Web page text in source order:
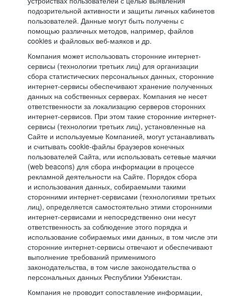
подозрительной активности и защиты личных кабинетов
пользователей. Данные могут быть получены с
помощью различных методов, например, файлов
cookies и файловых веб-маяков и др.
Компания может использовать сторонние интернет-
сервисы (технологии третьих лиц) для организации
сбора статистических персональных данных, сторонние
интернет-сервисы обеспечивают хранение полученных
данных на собственных серверах. Компания не несет
ответственности за локализацию серверов сторонних
интернет-сервисов. При этом такие сторонние интернет-
сервисы (технологии третьих лиц), установленные на
Сайте и используемые Компанией, могут устанавливать
и считывать cookie-файлы браузеров конечных
пользователей Сайта, или использовать сетевые маячки
(web beacons) для сбора информации в процессе
рекламной деятельности на Сайте. Порядок сбора
и использования данных, собираемыми такими
сторонними интернет-сервисами (технологиями третьих
лиц), определяется самостоятельно этими сторонними
интернет-сервисами и непосредственно они несут
ответственность за соблюдение этого порядка и
использование собираемых ими данных, в том числе эти
сторонние интернет-сервисы отвечают и обеспечивают
выполнение требований применимого
законодательства, в том числе законодательства о
персональных данных Республики Узбекистан.
Компания не проводит сопоставление информации,